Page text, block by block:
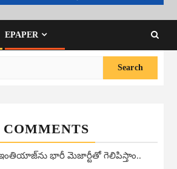
EPAPER
భారీ మెజార్టీతో గెలిపిస్తాం..